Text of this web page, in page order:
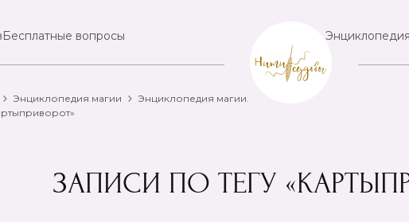
Бесплатные вопросы
Энциклопедия магии
Энциклопедия магии.
ЗАПИСИ ПО ТЕГУ